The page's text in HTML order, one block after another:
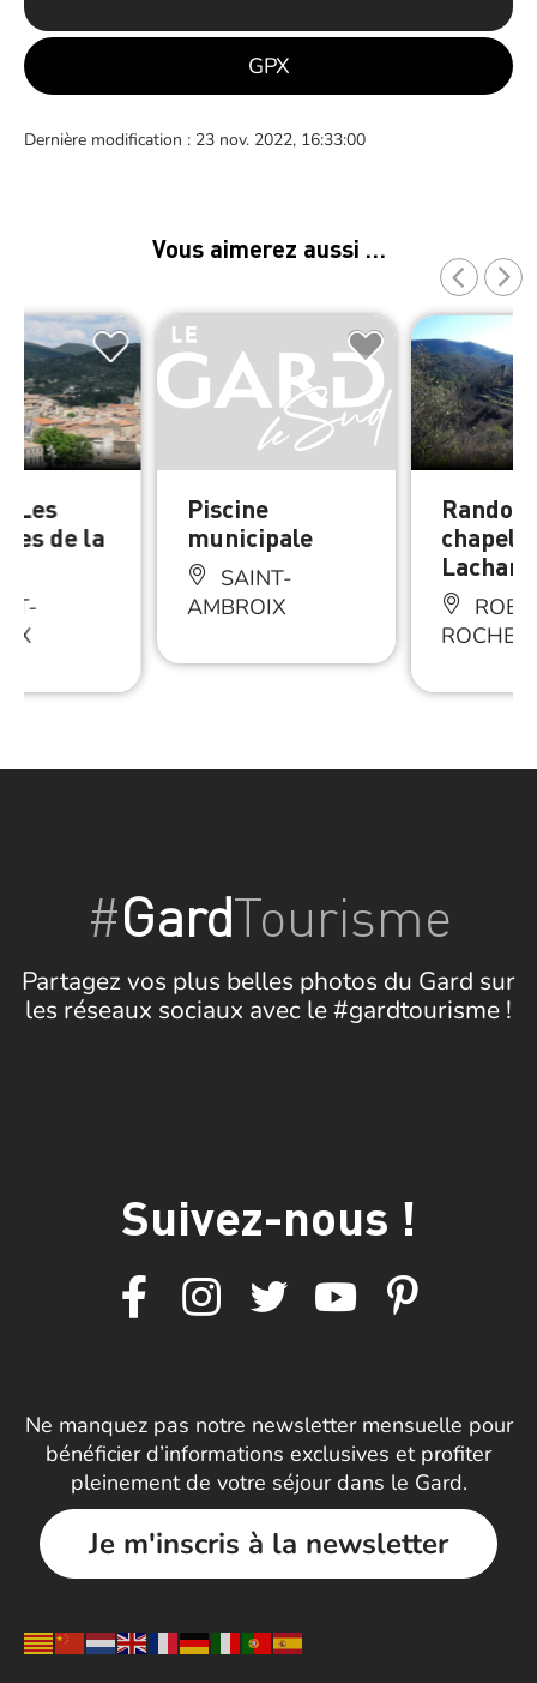
GPX
Dernière modification : 23 nov. 2022, 16:33:00
Vous aimerez aussi …
Les
de la
Piscine
municipale
SAINT-
AMBROIX
chapelle
#GardTourisme
Partagez vos plus belles photos du Gard sur
les réseaux sociaux avec le #gardtourisme !
Suivez-nous !
Ne manquez pas notre newsletter mensuelle pour
bénéficier d’informations exclusives et profiter
pleinement de votre séjour dans le Gard.
Je m'inscris à la newsletter